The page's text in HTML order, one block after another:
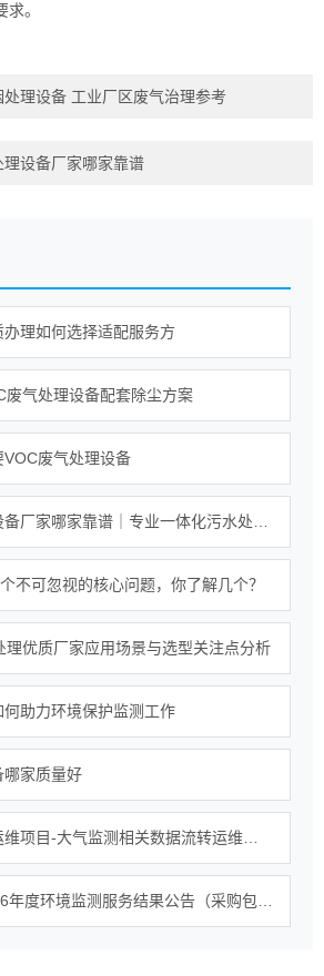
。
处理设备 工业厂区废气治理参考
理设备厂家哪家靠谱
理如何选择适配服务方
废气处理设备配套除尘方案
废气处理设备
不可忽视的核心问题，你了解几个？
理优质厂家应用场景与选型关注点分析
助力环境保护监测工作
哪家质量好